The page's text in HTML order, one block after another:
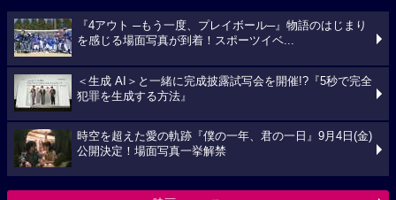
『4アウト ─もう一度、プレイボール─』物語のはじまり
を感じる場面写真が到着！スポーツイベ...
＜生成 AI＞と一緒に完成披露試写会を開催!?『5秒で完全
犯罪を生成する方法』
時空を超えた愛の軌跡『僕の一年、君の一日』9月4日(金)
公開決定！場面写真一挙解禁